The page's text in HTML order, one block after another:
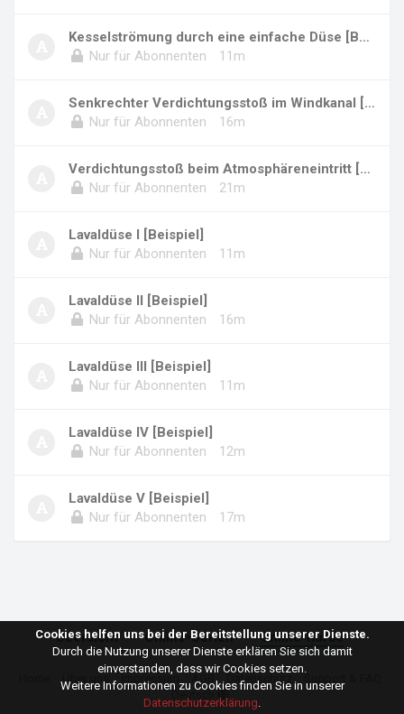
Kesselströmung durch eine einfache Düse [Beis...
Nur für Abonnenten
11m
Senkrechter Verdichtungsstoß im Windkanal [Be...
Nur für Abonnenten
16m
Verdichtungsstoß beim Atmosphäreneintritt [Be...
Nur für Abonnenten
21m
Lavaldüse I [Beispiel]
Nur für Abonnenten
11m
Lavaldüse II [Beispiel]
Nur für Abonnenten
16m
Lavaldüse III [Beispiel]
Nur für Abonnenten
11m
Lavaldüse IV [Beispiel]
Nur für Abonnenten
12m
Lavaldüse V [Beispiel]
Nur für Abonnenten
17m
Übersicht Online-Serien Online-Kurse
Impressum Datenschutz
Deutsch
Cookies helfen uns bei der Bereitstellung unserer Dienste.
Durch die Nutzung unserer Dienste erklären Sie sich damit
einverstanden, dass wir Cookies setzen.
Weitere Informationen zu Cookies finden Sie in unserer
Datenschutzerklärung.